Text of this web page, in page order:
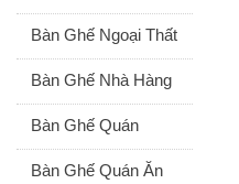
Bàn Ghế Ngoại Thất
Bàn Ghế Nhà Hàng
Bàn Ghế Quán
Bàn Ghế Quán Ăn